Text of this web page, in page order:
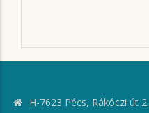
H-7623 Pécs, Rákóczi út 2.